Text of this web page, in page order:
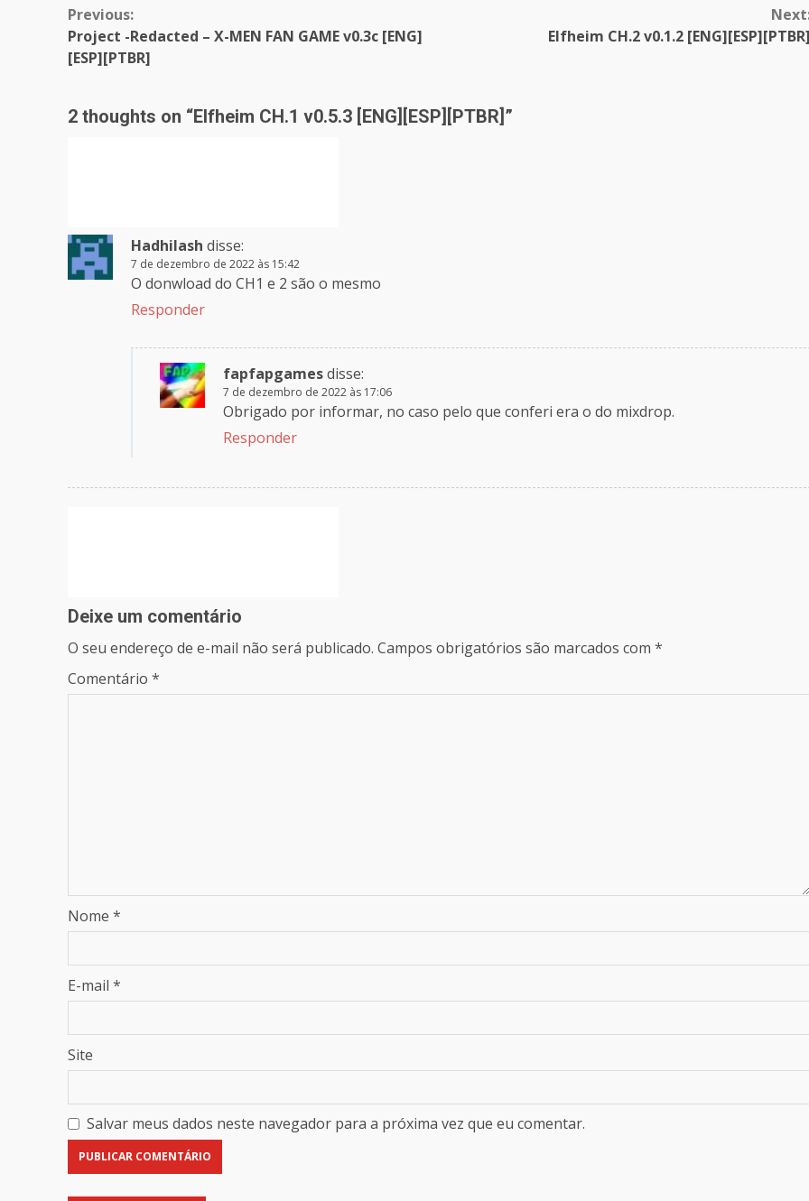
Continue
Reading
Previous:
Project -Redacted – X-MEN FAN GAME v0.3c [ENG]
[ESP][PTBR]
Elfheim CH.2 v0.1.2
2 thoughts on “Elfheim CH.1 v0.5.3 [ENG][ESP][PTBR] ”
Hadhilash disse:
7 de dezembro de 2022 às 15:42
O donwload do CH1 e 2 são o mesmo
Responder
fapfapgamesdisse:
7 de dezembro de 2022 às 17:06
Obrigado por informar, no caso pelo que conferi era o do mixdrop.
Responder
Deixe um comentário
O seu endereço de e-mail não será publicado. Campos obrigatórios são marcados com *
Comentário *
Nome *
E-mail *
Site
Salvar meus dados neste navegador para a próxima vez que eu comentar.